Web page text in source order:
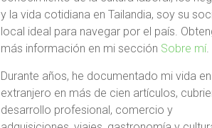
y la vida cotidiana en Tailandia, soy su
local ideal para navegar por el país.
más información en mi sección Sobre mí.
Durante años, he documentado mi vida
extranjero en más de cien artículos,
desarrollo profesional, comercio y